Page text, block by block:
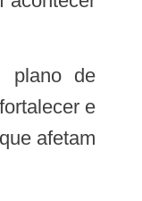
e
afetam